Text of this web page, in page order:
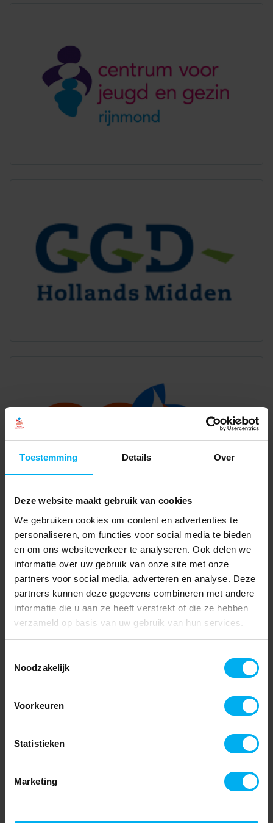
Toestemming Details Over
Deze website maakt gebruik van cookies
We gebruiken cookies om content en advertenties te
personaliseren, om functies voor social media te bieden
en om ons websiteverkeer te analyseren. Ook delen we
informatie over uw gebruik van onze site met onze
partners voor social media, adverteren en analyse. Deze
partners kunnen deze gegevens combineren met andere
informatie die u aan ze heeft verstrekt of die ze hebben
verzameld op basis van uw gebruik van hun services.
Noodzakelijk
Voorkeuren
Statistieken
Marketing